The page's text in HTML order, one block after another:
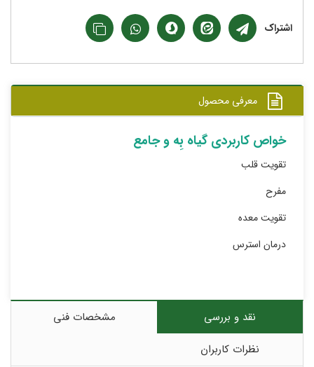
اشتراک
معرفی محصول
خواص کاربردی گیاه بِه و جامع
تقویت قلب
مفرح
تقویت معده
درمان استرس
نقد و بررسی
مشخصات فنی
نظرات کاربران